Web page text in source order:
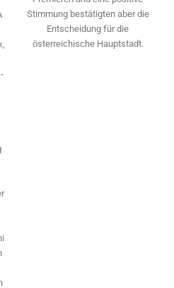
Stimmung bestätigten aber die
Entscheidung für die
österreichische Hauptstadt.